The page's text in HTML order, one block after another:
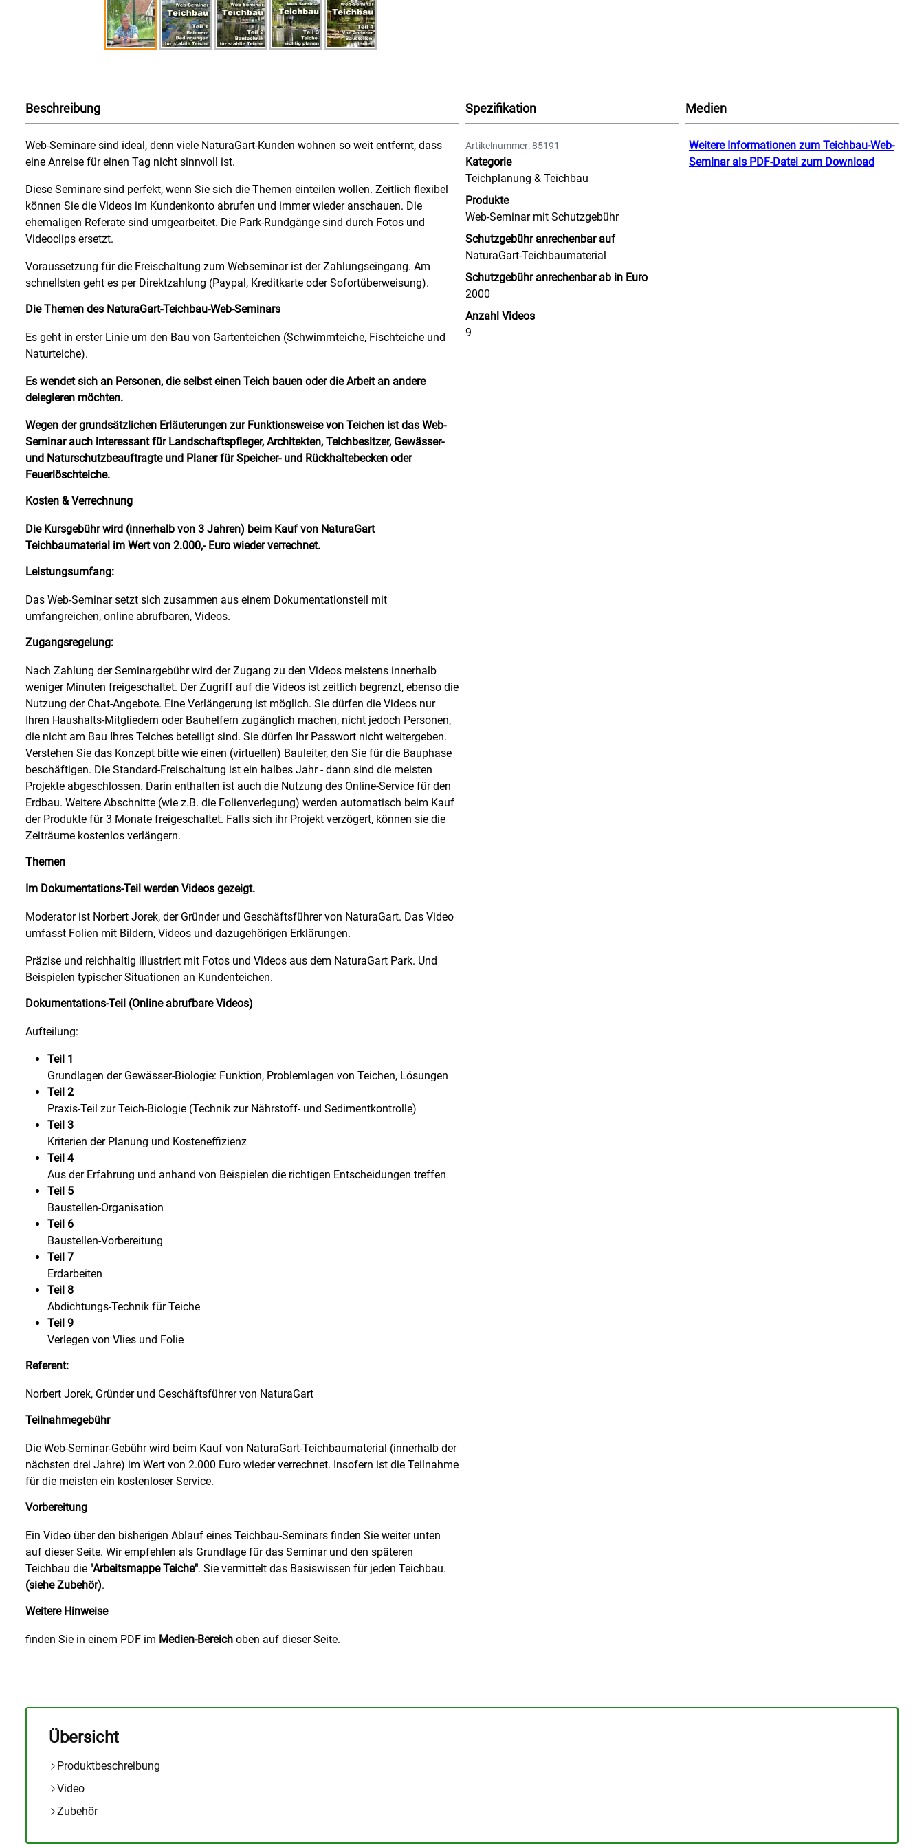
Beschreibung
Web-Seminare sind ideal, denn viele NaturaGart-Kunden wohnen so weit entfernt, dass
eine Anreise für einen Tag nicht sinnvoll ist.
Diese Seminare sind perfekt, wenn Sie sich die Themen einteilen wollen. Zeitlich flexibel
können Sie die Videos im Kundenkonto abrufen und immer wieder anschauen. Die
ehemaligen Referate sind umgearbeitet. Die Park-Rundgänge sind durch Fotos und
Videoclips ersetzt.
Voraussetzung für die Freischaltung zum Webseminar ist der Zahlungseingang. Am
schnellsten geht es per Direktzahlung (Paypal, Kreditkarte oder Sofortüberweisung).
Die Themen des NaturaGart-Teichbau-Web-Seminars
Es geht in erster Linie um den Bau von Gartenteichen (Schwimmteiche, Fischteiche und
Naturteiche).
Es wendet sich an Personen, die selbst einen Teich bauen oder die Arbeit an andere
delegieren möchten.
Wegen der grundsätzlichen Erläuterungen zur Funktionsweise von Teichen ist das Web-
Seminar auch interessant für Landschaftspfleger, Architekten, Teichbesitzer, Gewässer-
und Naturschutzbeauftragte und Planer für Speicher- und Rückhaltebecken oder
Feuerlöschteiche.
Kosten & Verrechnung
Die Kursgebühr wird (innerhalb von 3 Jahren) beim Kauf von NaturaGart
Teichbaumaterial im Wert von 2.000,- Euro wieder verrechnet.
Leistungsumfang:
Das Web-Seminar setzt sich zusammen aus einem Dokumentationsteil mit
umfangreichen, online abrufbaren, Videos.
Zugangsregelung:
Nach Zahlung der Seminargebühr wird der Zugang zu den Videos meistens innerhalb
weniger Minuten freigeschaltet. Der Zugriff auf die Videos ist zeitlich begrenzt, ebenso die
Nutzung der Chat-Angebote. Eine Verlängerung ist möglich. Sie dürfen die Videos nur
Ihren Haushalts-Mitgliedern oder Bauhelfern zugänglich machen, nicht jedoch Personen,
die nicht am Bau Ihres Teiches beteiligt sind. Sie dürfen Ihr Passwort nicht weitergeben.
Verstehen Sie das Konzept bitte wie einen (virtuellen) Bauleiter, den Sie für die Bauphase
beschäftigen. Die Standard-Freischaltung ist ein halbes Jahr - dann sind die meisten
Projekte abgeschlossen. Darin enthalten ist auch die Nutzung des Online-Service für den
Erdbau. Weitere Abschnitte (wie z.B. die Folienverlegung) werden automatisch beim Kauf
der Produkte für 3 Monate freigeschaltet. Falls sich ihr Projekt verzögert, können sie die
Zeiträume kostenlos verlängern.
Themen
Im Dokumentations-Teil werden Videos gezeigt.
Moderator ist Norbert Jorek, der Gründer und Geschäftsführer von NaturaGart. Das Video
umfasst Folien mit Bildern, Videos und dazugehörigen Erklärungen.
Präzise und reichhaltig illustriert mit Fotos und Videos aus dem NaturaGart Park. Und
Beispielen typischer Situationen an Kundenteichen.
Dokumentations-Teil (Online abrufbare Videos)
Aufteilung:
Teil 1
Grundlagen der Gewässer-Biologie: Funktion, Problemlagen von Teichen, Lósungen
Teil 2
Praxis-Teil zur Teich-Biologie (Technik zur Nährstoff- und Sedimentkontrolle)
Teil 3
Kriterien der Planung und Kosteneffizienz
Teil 4
Aus der Erfahrung und anhand von Beispielen die richtigen Entscheidungen treffen
Teil 5
Baustellen-Organisation
Teil 6
Baustellen-Vorbereitung
Teil 7
Erdarbeiten
Teil 8
Abdichtungs-Technik für Teiche
Teil 9
Verlegen von Vlies und Folie
Referent:
Norbert Jorek, Gründer und Geschäftsführer von NaturaGart
Teilnahmegebühr
Die Web-Seminar-Gebühr wird beim Kauf von NaturaGart-Teichbaumaterial (innerhalb der
nächsten drei Jahre) im Wert von 2.000 Euro wieder verrechnet. Insofern ist die Teilnahme
für die meisten ein kostenloser Service.
Vorbereitung
Ein Video über den bisherigen Ablauf eines Teichbau-Seminars finden Sie weiter unten
auf dieser Seite. Wir empfehlen als Grundlage für das Seminar und den späteren
Teichbau die "Arbeitsmappe Teiche". Sie vermittelt das Basiswissen für jeden Teichbau.
(siehe Zubehör).
Weitere Hinweise
finden Sie in einem PDF im Medien-Bereich oben auf dieser Seite.
Spezifikation
Artikelnummer: 85191
Kategorie
Teichplanung & Teichbau
Produkte
Web-Seminar mit Schutzgebühr
Schutzgebühr anrechenbar auf
NaturaGart-Teichbaumaterial
Schutzgebühr anrechenbar ab in Euro
2000
Anzahl Videos
9
Medien
Weitere Informationen zum Teichbau-Web-
Seminar als PDF-Datei zum Download
Übersicht
Produktbeschreibung
Video
Zubehör